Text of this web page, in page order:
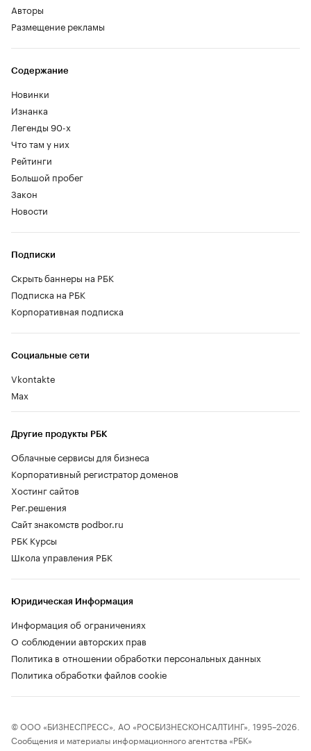
Авторы
Размещение рекламы
Содержание
Новинки
Изнанка
Легенды 90-х
Что там у них
Рейтинги
Большой пробег
Закон
Новости
Социальные сети
Vkontakte
Max
Другие продукты РБК
Облачные сервисы для бизнеса
Корпоративный регистратор доменов
Хостинг сайтов
Рег.решения
Сайт знакомств podbor.ru
РБК Курсы
Школа управления РБК
Подписки
Скрыть баннеры на РБК
Подписка на РБК
Корпоративная подписка
Юридическая Информация
Информация об ограничениях
О соблюдении авторских прав
Политика в отношении обработки персональных данных
Политика обработки файлов cookie
© ООО «БИЗНЕСПРЕСС», АО «РОСБИЗНЕСКОНСАЛТИНГ», 1995–2026.
Сообщения и материалы информационного агентства «РБК»